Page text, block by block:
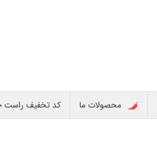
محصولات ما کد تخفیف راست